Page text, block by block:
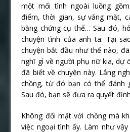
một mối tình ngoài luồng
điểm, thời gian, sự vắng mặt,
bằng chứng cụ thể… Sau đó,
chuyện tình của anh ta: Tại
chuyện bắt đầu như thế nào,
nghĩ gì về người phụ nữ kia, dự
đã biết về chuyện này. Lắng
chồng, từ đó bạn có thể đánh
Sau đó, bạn sẽ đưa ra quyết
Không đối mặt với chồng mà
việc ngoại tình ấy. Làm như